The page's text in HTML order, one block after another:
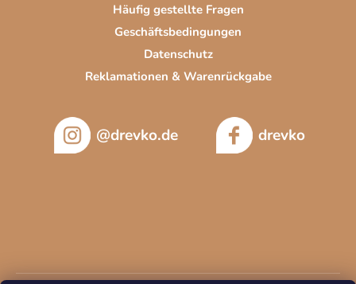
Häufig gestellte Fragen
Geschäftsbedingungen
Datenschutz
Reklamationen & Warenrückgabe
@drevko.de drevko